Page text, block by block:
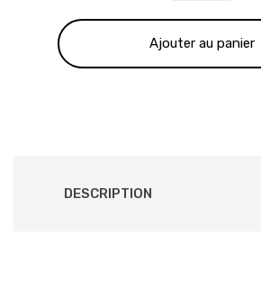
était :
310.00 €.
est :
280.00 €.
Ajouter au panier
DESCRIPTION